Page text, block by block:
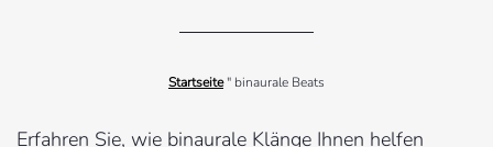
Startseite" binaurale Beats
Erfahren Sie, wie binaurale Klänge Ihnen helfen